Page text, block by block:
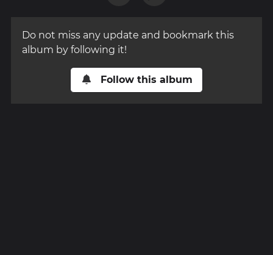
Do not miss any update and bookmark this
album by following it!
Follow this album